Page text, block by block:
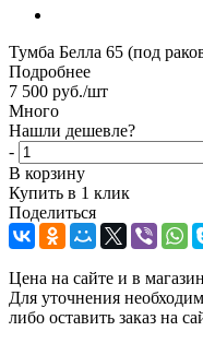
Тумба Белла 65 (под
Подробнее
7 500 руб./шт
Много
Нашли дешевле?
-
В корзину
Купить в 1 клик
Поделиться
Цена на сайте и в
Для уточнения
либо оставить заказ на